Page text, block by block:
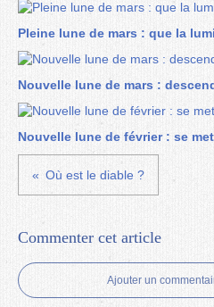
Pleine lune de mars : que la
Nouvelle lune de mars :
Nouvelle lune de février : se
Où est le diable ?
Commenter cet article
Ajouter un